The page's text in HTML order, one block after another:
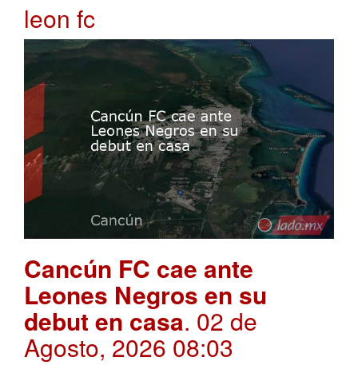
leon fc
Cancún FC cae ante
Leones Negros en su
debut en casa. 02 de
Agosto, 2026 08:03